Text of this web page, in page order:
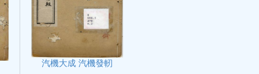
汽機大成 汽機發軔